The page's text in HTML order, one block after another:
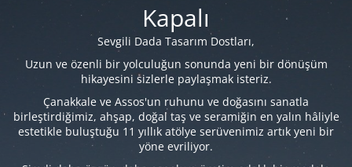
Kapalı
Sevgili Dada Tasarım Dostları,
Uzun ve özenli bir yolculuğun sonunda yeni bir dönüşüm
hikayesini sizlerle paylaşmak isteriz.
Çanakkale ve Assos'un ruhunu ve doğasını sanatla
birleştirdiğimiz, ahşap, doğal taş ve seramiğin en yalın hâliyle
estetikle buluştuğu 11 yıllık atölye serüvenimiz artık yeni bir
yöne evriliyor.